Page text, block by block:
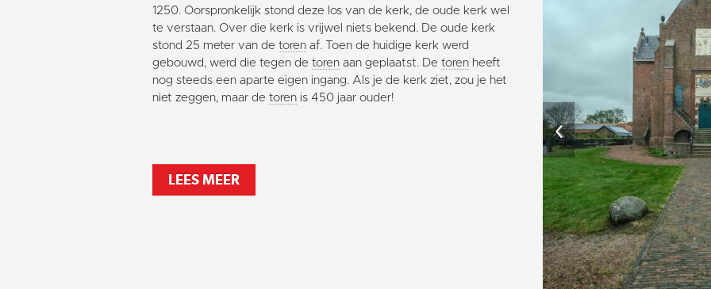
1250. Oorspronkelijk stond deze los van de kerk, de oude kerk wel
te verstaan. Over die kerk is vrijwel niets bekend. De oude kerk
stond 25 meter van de toren af. Toen de huidige kerk werd
gebouwd, werd die tegen de toren aan geplaatst. De toren heeft
nog steeds een aparte eigen ingang. Als je de kerk ziet, zou je het
niet zeggen, maar de toren is 450 jaar ouder!
LEES MEER
‹